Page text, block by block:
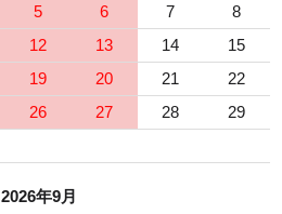
5 6 7
8
12 13 14
15
19 20 21
22
26 27 28
29
2026年9月